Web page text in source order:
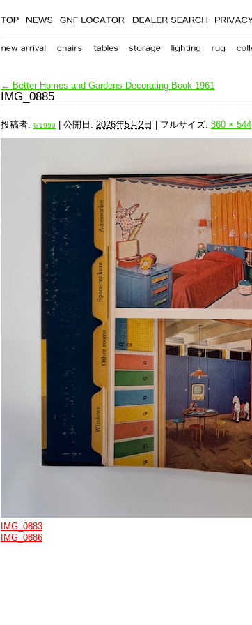
← Better Homes and Gardens Decorating Book 1961
IMG_0885
投稿者: G1950 公開日: 2026年5月2日 フルサイズ: 860 × 544
IMG_0883
IMG_0886